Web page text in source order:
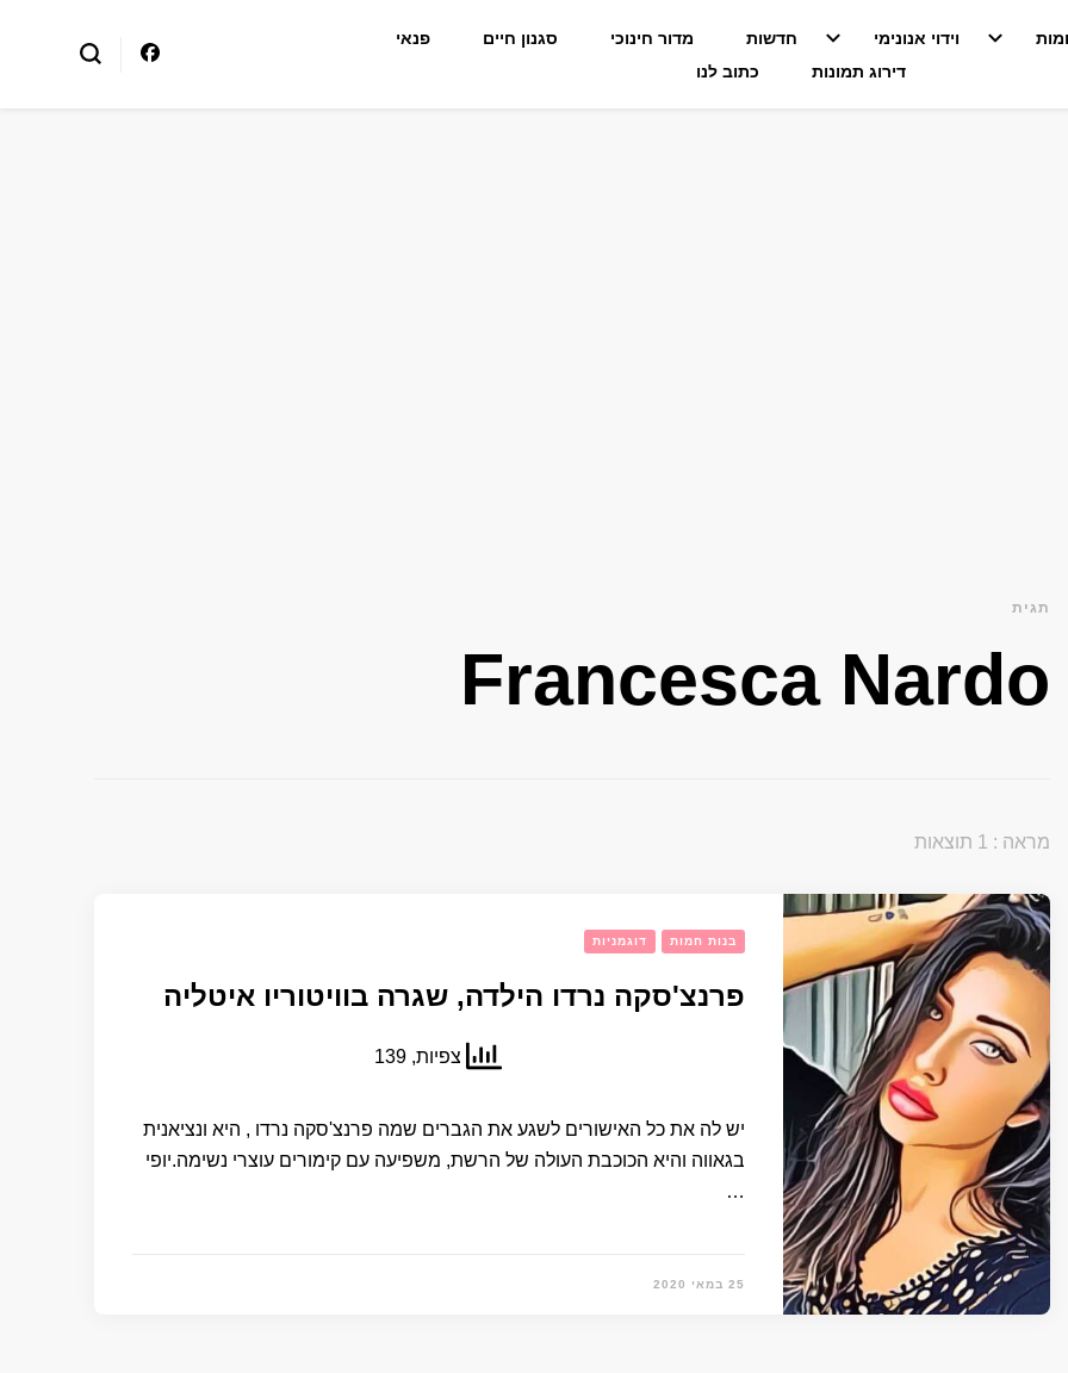
וידוי אנונימי חדשות מדור חינוכי סגנון חיים
פנאי
דירוג תמונות
כתוב לנו
תגית
Francesca Nardo
מראה : 1 תוצאות
בנות חמות דוגמניות
פרנצ'סקה נרדו הילדה, שגרה בוויטוריו איטליה
צפיות, 139
יש לה את כל האישורים לשגע את הגברים שמה פרנצ'סקה נרדו , היא ונציאנית
בגאווה והיא הכוכבת העולה של הרשת, משפיעה עם קימורים עוצרי נשימה.יופי
…
25 במאי 2020